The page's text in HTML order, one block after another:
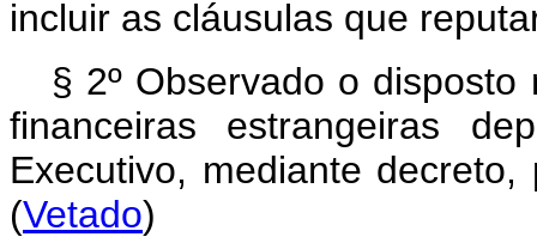
incluir as cláusulas que
§ 2º Observado o
financeiras estrangeiras
Executivo, mediante
(Vetado)